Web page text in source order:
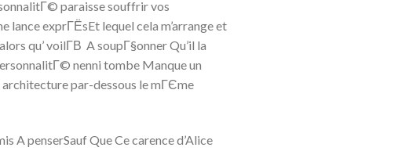
paraisse souffrir vos
exprГЁsEt lequel cela m’arrange et
qu’ voilГ­В A soupГ§onner Qu’il la
nenni tombe Manque un
par-dessous le mГЄme
A penserSauf Que Ce carence d’Alice